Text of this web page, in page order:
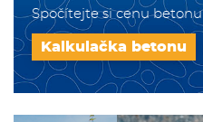
Spočítejte si cenu betonu
Kalkulačka betonu